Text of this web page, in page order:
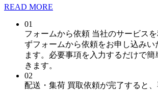
READ MORE
01
フォームから依頼 当社のサービス
ずフォームから依頼をお申し込みい
ます。必要事項を入力するだけで
きます。
02
配送・集荷 買取依頼が完了すると